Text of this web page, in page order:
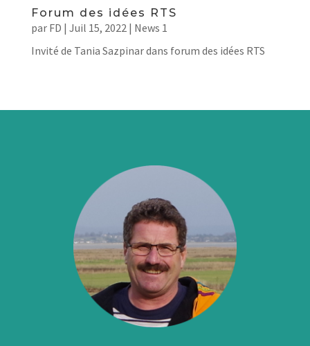
Forum des idées RTS
par FD | Juil 15, 2022| News 1
Invité de Tania Sazpinar dans forum des idées RTS